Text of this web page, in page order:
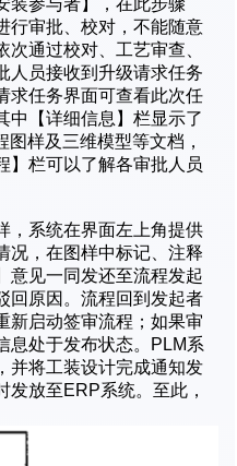
行审批、校对，不能随意
通过校对、工艺审查、
人员接收到升级请求任务
求任务界面可查看此次任
中【详细信息】栏显示了
样及三维模型等文档，
】栏可以了解各审批人员
，系统在界面左上角提供
况，在图样中标记、注释
意见一同发还至流程发起
回原因。流程回到发起者
新启动签审流程；如果审
息处于发布状态。PLM系
并将工装设计完成通知发
放至ERP系统。至此，